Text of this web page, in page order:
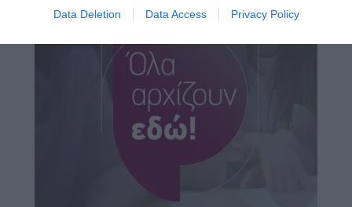
Data Deletion Data Access Privacy Policy